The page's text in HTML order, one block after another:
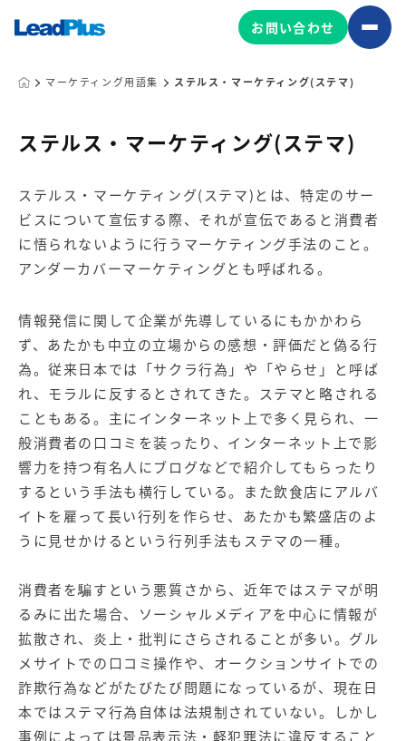
Web制作
マーケティングコンサルティング
コンテンツ制作
マーケティング基盤の製品
Leadplus One MyFolio
ボード
マーケティングサービスの製品
【店舗型ビジネス向け】エリ
ア
マーケティングサービス
【金融機関向け】マーケティ
ング
サービス
【IT企業向け】マーケティン
グ
サービス
SNSアカウント運用代行サー
ビス（LINE）
【クリニック向け】新規集患
Web広告サービス
【歯科業界向け】新規集患
Web広告パッケージ
【塾・個別塾業界向け】新規
集客Web広告パッケージ
サイトアクセス増加パッケー
ジ
商圏ねらいうちパッケージ 求人パッケージ
お問い合わせ
マーケティング用語集 ステルス・マーケティング(ステマ)
ステルス・マーケティング(ステマ)
ステルス・マーケティング(ステマ)とは、特定のサー
ビスについて宣伝する際、それが宣伝であると消費者
に悟られないように行うマーケティング手法のこと。
アンダーカバーマーケティングとも呼ばれる。
情報発信に関して企業が先導しているにもかかわら
ず、あたかも中立の立場からの感想・評価だと偽る行
為。従来日本では「サクラ行為」や「やらせ」と呼ば
れ、モラルに反するとされてきた。ステマと略される
こともある。主にインターネット上で多く見られ、一
般消費者の口コミを装ったり、インターネット上で影
響力を持つ有名人にブログなどで紹介してもらったり
するという手法も横行している。また飲食店にアルバ
イトを雇って長い行列を作らせ、あたかも繁盛店のよ
うに見せかけるという行列手法もステマの一種。
消費者を騙すという悪質さから、近年ではステマが明
るみに出た場合、ソーシャルメディアを中心に情報が
拡散され、炎上・批判にさらされることが多い。グル
メサイトでの口コミ操作や、オークションサイトでの
詐欺行為などがたびたび問題になっているが、現在日
本ではステマ行為自体は法規制されていない。しかし
事例によっては景品表示法・軽犯罪法に違反すること